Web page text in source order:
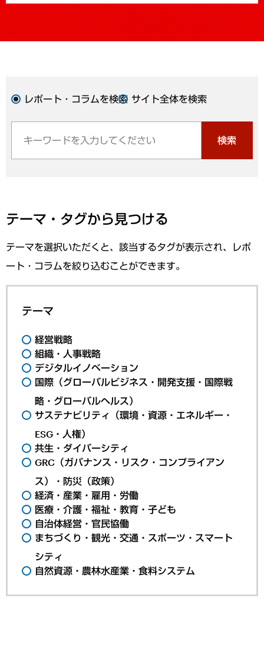
レポート・コラムを検索 サイト全体を検索
検索
テーマ・タグから見つける
テーマを選択いただくと、該当するタグが表示され、レポ
ート・コラムを絞り込むことができます。
テーマ
経営戦略
組織・人事戦略
デジタルイノベーション
国際（グローバルビジネス・開発支援・国際戦
略・グローバルヘルス）
サステナビリティ（環境・資源・エネルギー・
ESG・人権）
共生・ダイバーシティ
GRC（ガバナンス・リスク・コンプライアン
ス）・防災（政策）
経済・産業・雇用・労働
医療・介護・福祉・教育・子ども
自治体経営・官民協働
まちづくり・観光・交通・スポーツ・スマート
シティ
自然資源・農林水産業・食料システム